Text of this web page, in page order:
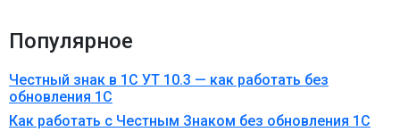
Популярное
Честный знак в 1С УТ 10.3 — как работать без
обновления 1С
Как работать с Честным Знаком без обновления 1С